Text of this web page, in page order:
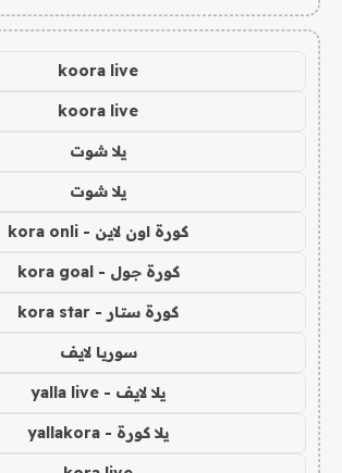
koora live
koora live
يلا شوت
يلا شوت
كورة اون لاين - kora onli
كورة جول - kora goal
كورة ستار - kora star
سوريا لايف
يلا لايف - yalla live
يلا كورة - yallakora